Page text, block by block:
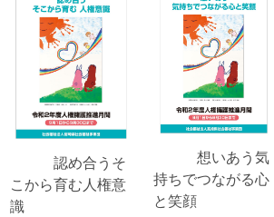
認め合うそ
こから育む人権意
識
想いあう気
持ちでつながる心
と笑顔